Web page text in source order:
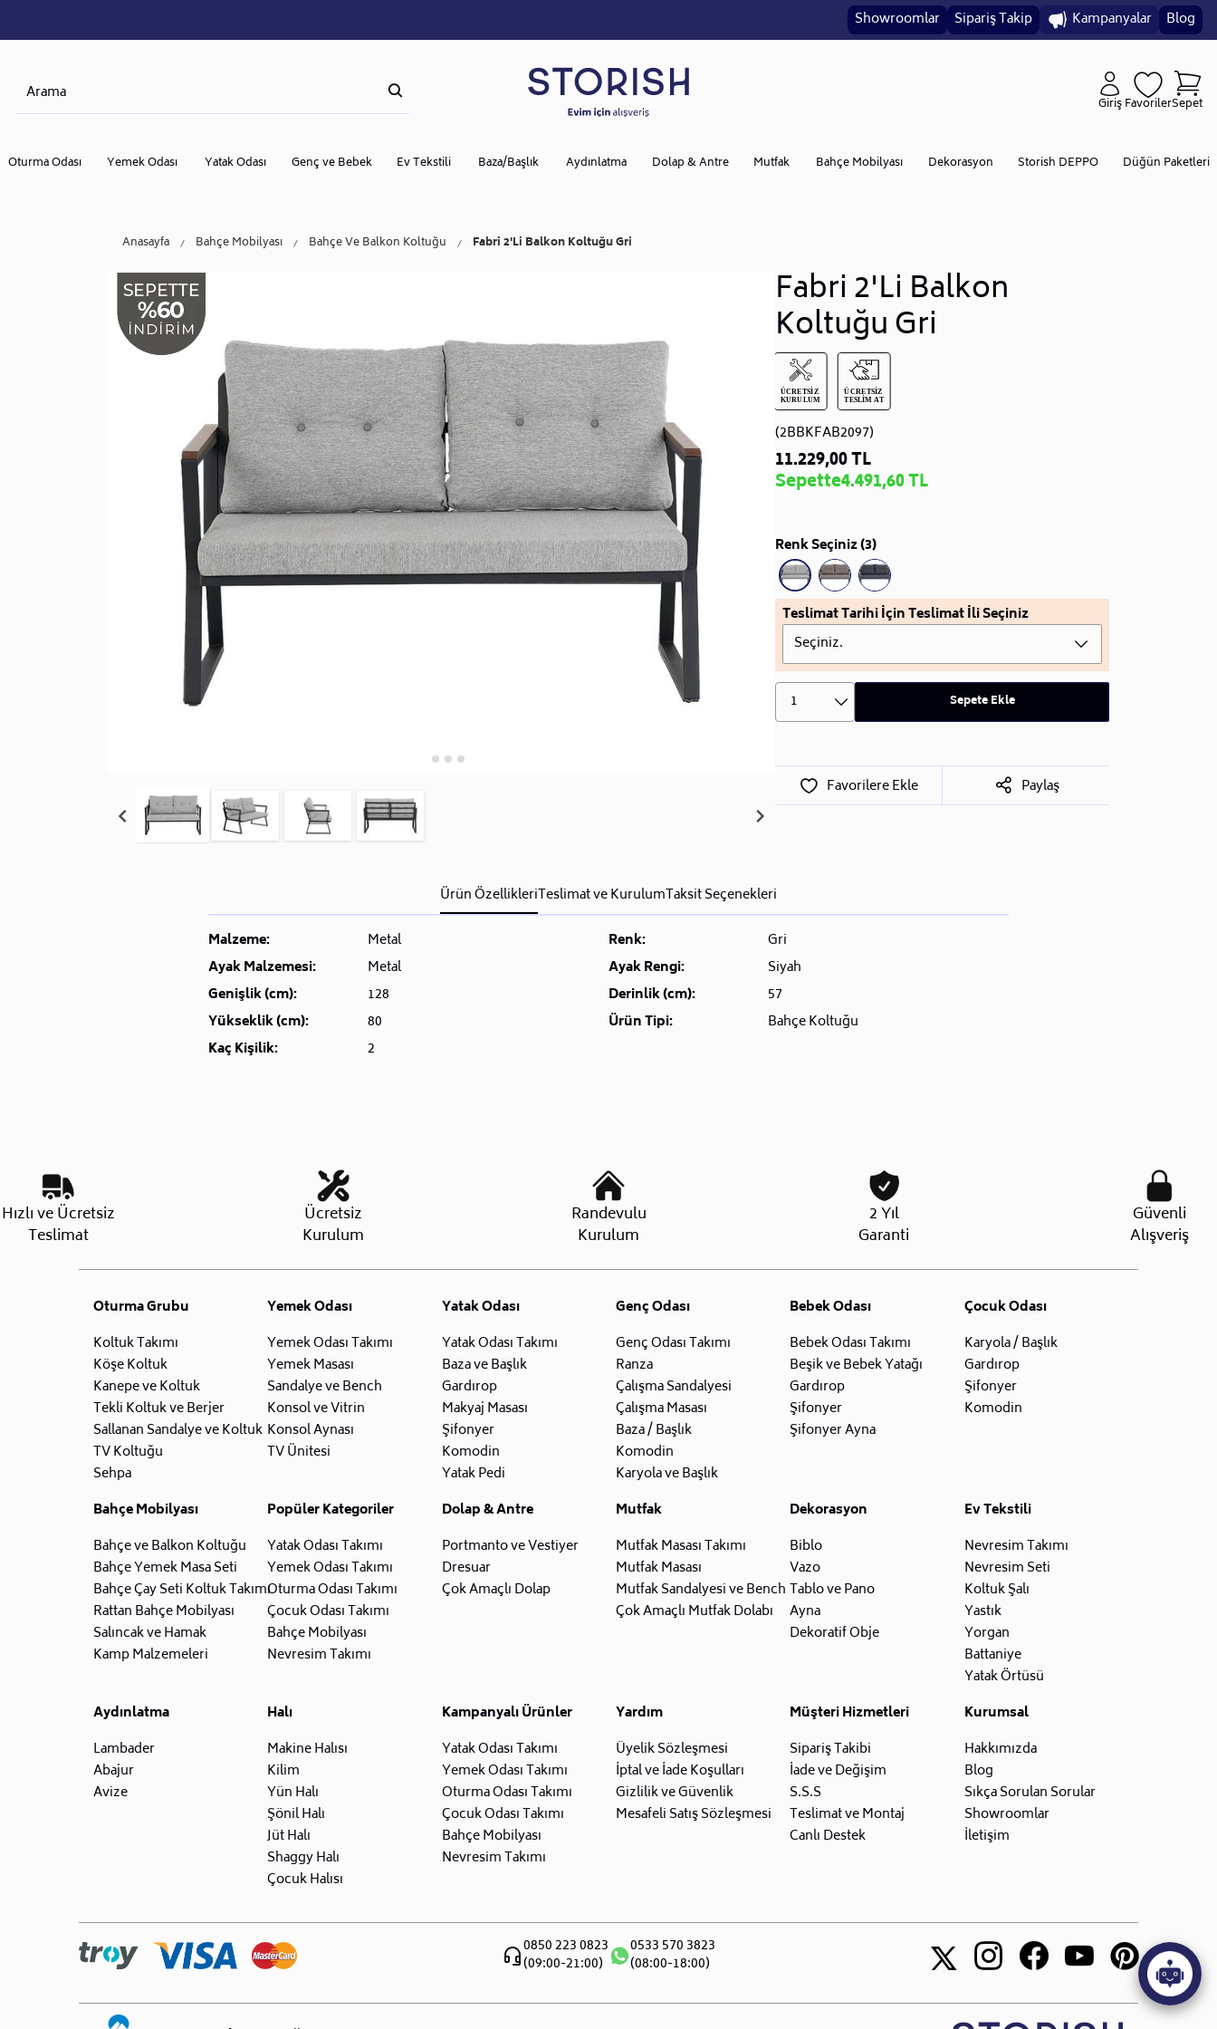
Showroomlar Sipariş Takip Kampanyalar Blog
GirişFavorilerSepet
Oturma Odası Yemek Odası Yatak Odası Genç ve Bebek Ev Tekstili Baza/Başlık Aydınlatma Dolap & Antre Mutfak Bahçe Mobilyası Dekorasyon Storish DEPPO Düğün Paketleri
Anasayfa Bahçe Mobilyası Bahçe Ve Balkon Koltuğu Fabri 2'Li Balkon Koltuğu Gri
Fabri 2'Li Balkon
Koltuğu Gri
(2BBKFAB2097)
11.229,00 TL
Sepette4.491,60 TL
Renk Seçiniz (3)
Teslimat Tarihi İçin Teslimat İli Seçiniz
Seçiniz.
1 Sepete Ekle
Favorilere Ekle Paylaş
Ürün ÖzellikleriTeslimat ve KurulumTaksit Seçenekleri
Malzeme:
Metal Renk:
Gri
Ayak Malzemesi:
Metal Ayak Rengi:
Siyah
Genişlik (cm):
128 Derinlik (cm):
57
Yükseklik (cm):
80 Ürün Tipi:
Bahçe Koltuğu
Kaç Kişilik:
2
Hızlı ve Ücretsiz
Teslimat
Ücretsiz
Kurulum
Randevulu
Kurulum
2 Yıl
Garanti
Güvenli
Alışveriş
Oturma Grubu
Koltuk Takımı
Köşe Koltuk
Kanepe ve Koltuk
Tekli Koltuk ve Berjer
Sallanan Sandalye ve Koltuk
TV Koltuğu
Sehpa
Yemek Odası
Yemek Odası Takımı
Yemek Masası
Sandalye ve Bench
Konsol ve Vitrin
Konsol Aynası
TV Ünitesi
Yatak Odası
Yatak Odası Takımı
Baza ve Başlık
Gardırop
Makyaj Masası
Şifonyer
Komodin
Yatak Pedi
Genç Odası
Genç Odası Takımı
Ranza
Çalışma Sandalyesi
Çalışma Masası
Baza / Başlık
Komodin
Karyola ve Başlık
Bebek Odası
Bebek Odası Takımı
Beşik ve Bebek Yatağı
Gardırop
Şifonyer
Şifonyer Ayna
Çocuk Odası
Karyola / Başlık
Gardırop
Şifonyer
Komodin
Bahçe Mobilyası
Bahçe ve Balkon Koltuğu
Bahçe Yemek Masa Seti
Bahçe Çay Seti Koltuk Takımı
Rattan Bahçe Mobilyası
Salıncak ve Hamak
Kamp Malzemeleri
Popüler Kategoriler
Yatak Odası Takımı
Yemek Odası Takımı
Oturma Odası Takımı
Çocuk Odası Takımı
Bahçe Mobilyası
Nevresim Takımı
Dolap & Antre
Portmanto ve Vestiyer
Dresuar
Çok Amaçlı Dolap
Mutfak
Mutfak Masası Takımı
Mutfak Masası
Mutfak Sandalyesi ve Bench
Çok Amaçlı Mutfak Dolabı
Dekorasyon
Biblo
Vazo
Tablo ve Pano
Ayna
Dekoratif Obje
Ev Tekstili
Nevresim Takımı
Nevresim Seti
Koltuk Şalı
Yastık
Yorgan
Battaniye
Yatak Örtüsü
Aydınlatma
Lambader
Abajur
Avize
Halı
Makine Halısı
Kilim
Yün Halı
Şönil Halı
Jüt Halı
Shaggy Halı
Çocuk Halısı
Kampanyalı Ürünler
Yatak Odası Takımı
Yemek Odası Takımı
Oturma Odası Takımı
Çocuk Odası Takımı
Bahçe Mobilyası
Nevresim Takımı
Yardım
Üyelik Sözleşmesi
İptal ve İade Koşulları
Gizlilik ve Güvenlik
Mesafeli Satış Sözleşmesi
Müşteri Hizmetleri
Sipariş Takibi
İade ve Değişim
S.S.S
Teslimat ve Montaj
Canlı Destek
Kurumsal
Hakkımızda
Blog
Sıkça Sorulan Sorular
Showroomlar
İletişim
0850 223 0823
(09:00-21:00)
0533 570 3823
(08:00-18:00)